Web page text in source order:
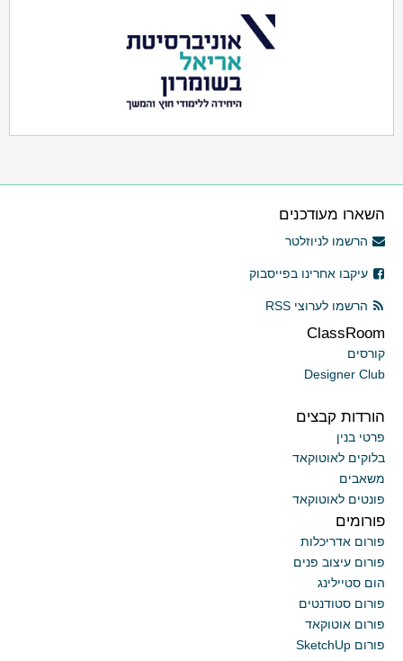
השארו מעודכנים
הרשמו לניוזלטר
עיקבו אחרינו בפייסבוק
הרשמו לערוצי RSS
ClassRoom
קורסים
Designer Club
הורדות קבצים
פרטי בנין
בלוקים לאוטוקאד
משאבים
פונטים לאוטוקאד
פורומים
פורום אדריכלות
פורום עיצוב פנים
הום סטיילינג
פורום סטודנטים
פורום אוטוקאד
פורום SketchUp